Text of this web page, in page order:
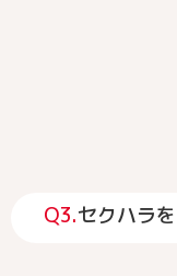
Q3.セクハラ